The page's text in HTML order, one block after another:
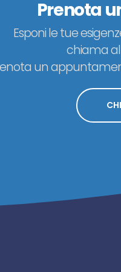
Prenota
Esponi le tue
chiama al
un